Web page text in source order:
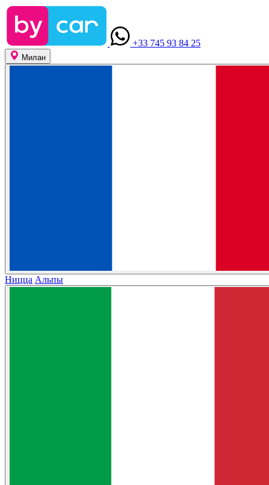
+33 745 93 84 25
Милан
Ницца Альпы